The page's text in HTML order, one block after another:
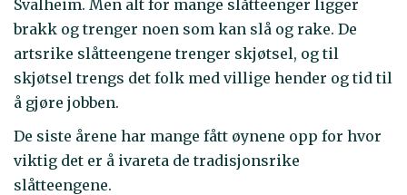
Svalheim. Men alt for mange slåtteenger ligger
brakk og trenger noen som kan slå og rake. De
artsrike slåtteengene trenger skjøtsel, og til
skjøtsel trengs det folk med villige hender og tid til
å gjøre jobben.
De siste årene har mange fått øynene opp for hvor
viktig det er å ivareta de tradisjonsrike
slåtteengene.